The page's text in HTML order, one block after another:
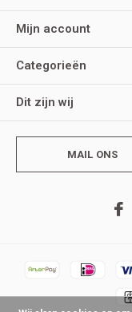
Mijn account
Categorieën
Dit zijn wij
MAIL ONS